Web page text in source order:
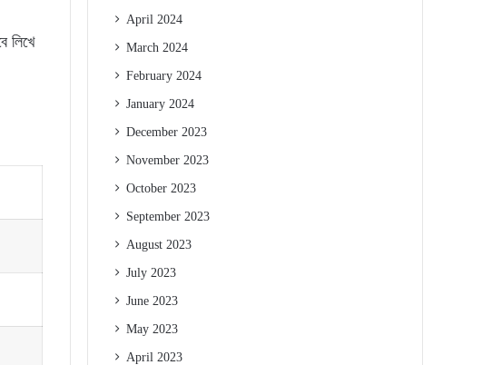
লিখে
April 2024
March 2024
February 2024
January 2024
December 2023
November 2023
October 2023
September 2023
August 2023
July 2023
June 2023
May 2023
April 2023